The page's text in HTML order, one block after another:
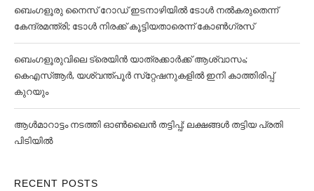
ബെംഗളൂരു നൈസ് റോഡ് ഇടനാഴിയില്‍ ടോള്‍ നല്‍കരുതെന്ന്
കേന്ദ്രമന്ത്രി; ടോള്‍ നിരക്ക് കൂട്ടിയതാരെന്ന് കോണ്‍ഗ്രസ്
ബെംഗളൂരുവിലെ ട്രെയിൻ യാത്രക്കാര്‍ക്ക് ആശ്വാസം;
കെഎസ്‌ആര്‍, യശ്വന്ത്പൂര്‍ സ്‌റ്റേഷനുകളില്‍ ഇനി കാത്തിരിപ്പ്
കുറയും
ആള്‍മാറാട്ടം നടത്തി ഓണ്‍ലൈൻ തട്ടിപ്പ്; ലക്ഷങ്ങള്‍ തട്ടിയ പ്രതി
പിടിയില്‍
RECENT POSTS